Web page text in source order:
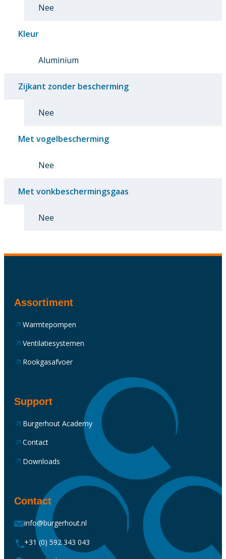
Nee
Kleur
Aluminium
Zijkant zonder bescherming
Nee
Met vogelbescherming
Nee
Met vonkbeschermingsgaas
Nee
Assortiment
Warmtepompen
Ventilatiesystemen
Rookgasafvoer
Support
Burgerhout Academy
Contact
Downloads
Contact
info@burgerhout.nl
+31 (0) 592 343 043